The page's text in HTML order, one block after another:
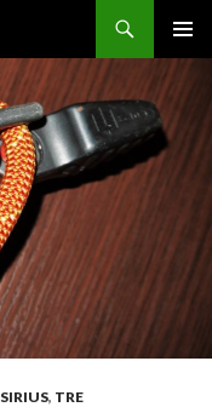
MENÚ
SIRIUS, TRE